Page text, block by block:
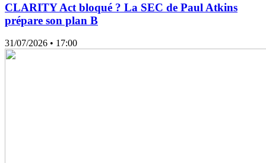
CLARITY Act bloqué ? La SEC de Paul Atkins
prépare son plan B
31/07/2026 • 17:00